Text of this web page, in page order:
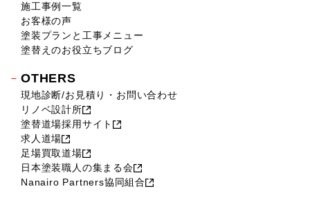
施工事例一覧
お客様の声
塗装プランと工事メニュー
塗替えのお役立ちブログ
OTHERS
現地診断/お見積り・お問い合わせ
リノベ設計所
塗替道場採用サイト
求人道場
足場買取道場
日本塗装職人の集まる会
Nanairo Partners協同組合